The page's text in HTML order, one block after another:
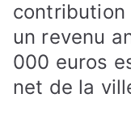
contribution
un revenu
000 euros
net de la